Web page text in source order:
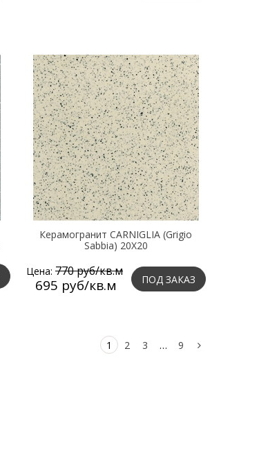
Керамогранит CARNIGLIA (Grigio
Sabbia) 20X20
Цена: 770 руб/кв.м
695 руб/кв.м ПОД ЗАКАЗ
1 2 3 … 9